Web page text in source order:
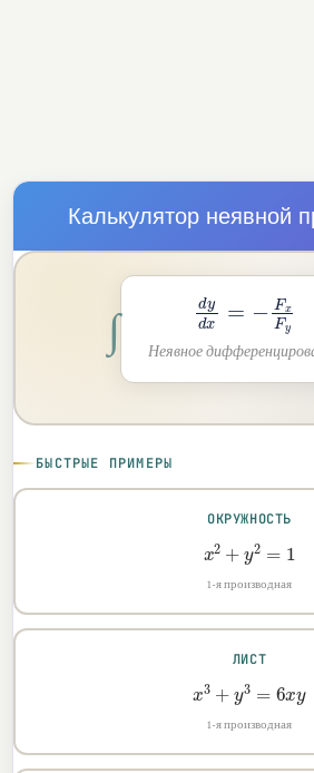
Калькулятор неявной
∫
dy Fx
Неявное
БЫСТРЫЕ ПРИМЕРЫ
ОКРУЖНОСТЬ
2 =
1-я производная
ЛИСТ
3 = y
1-я производная